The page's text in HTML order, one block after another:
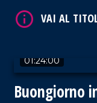
01:24:00
Buongiorno
VAI AL TITOLO